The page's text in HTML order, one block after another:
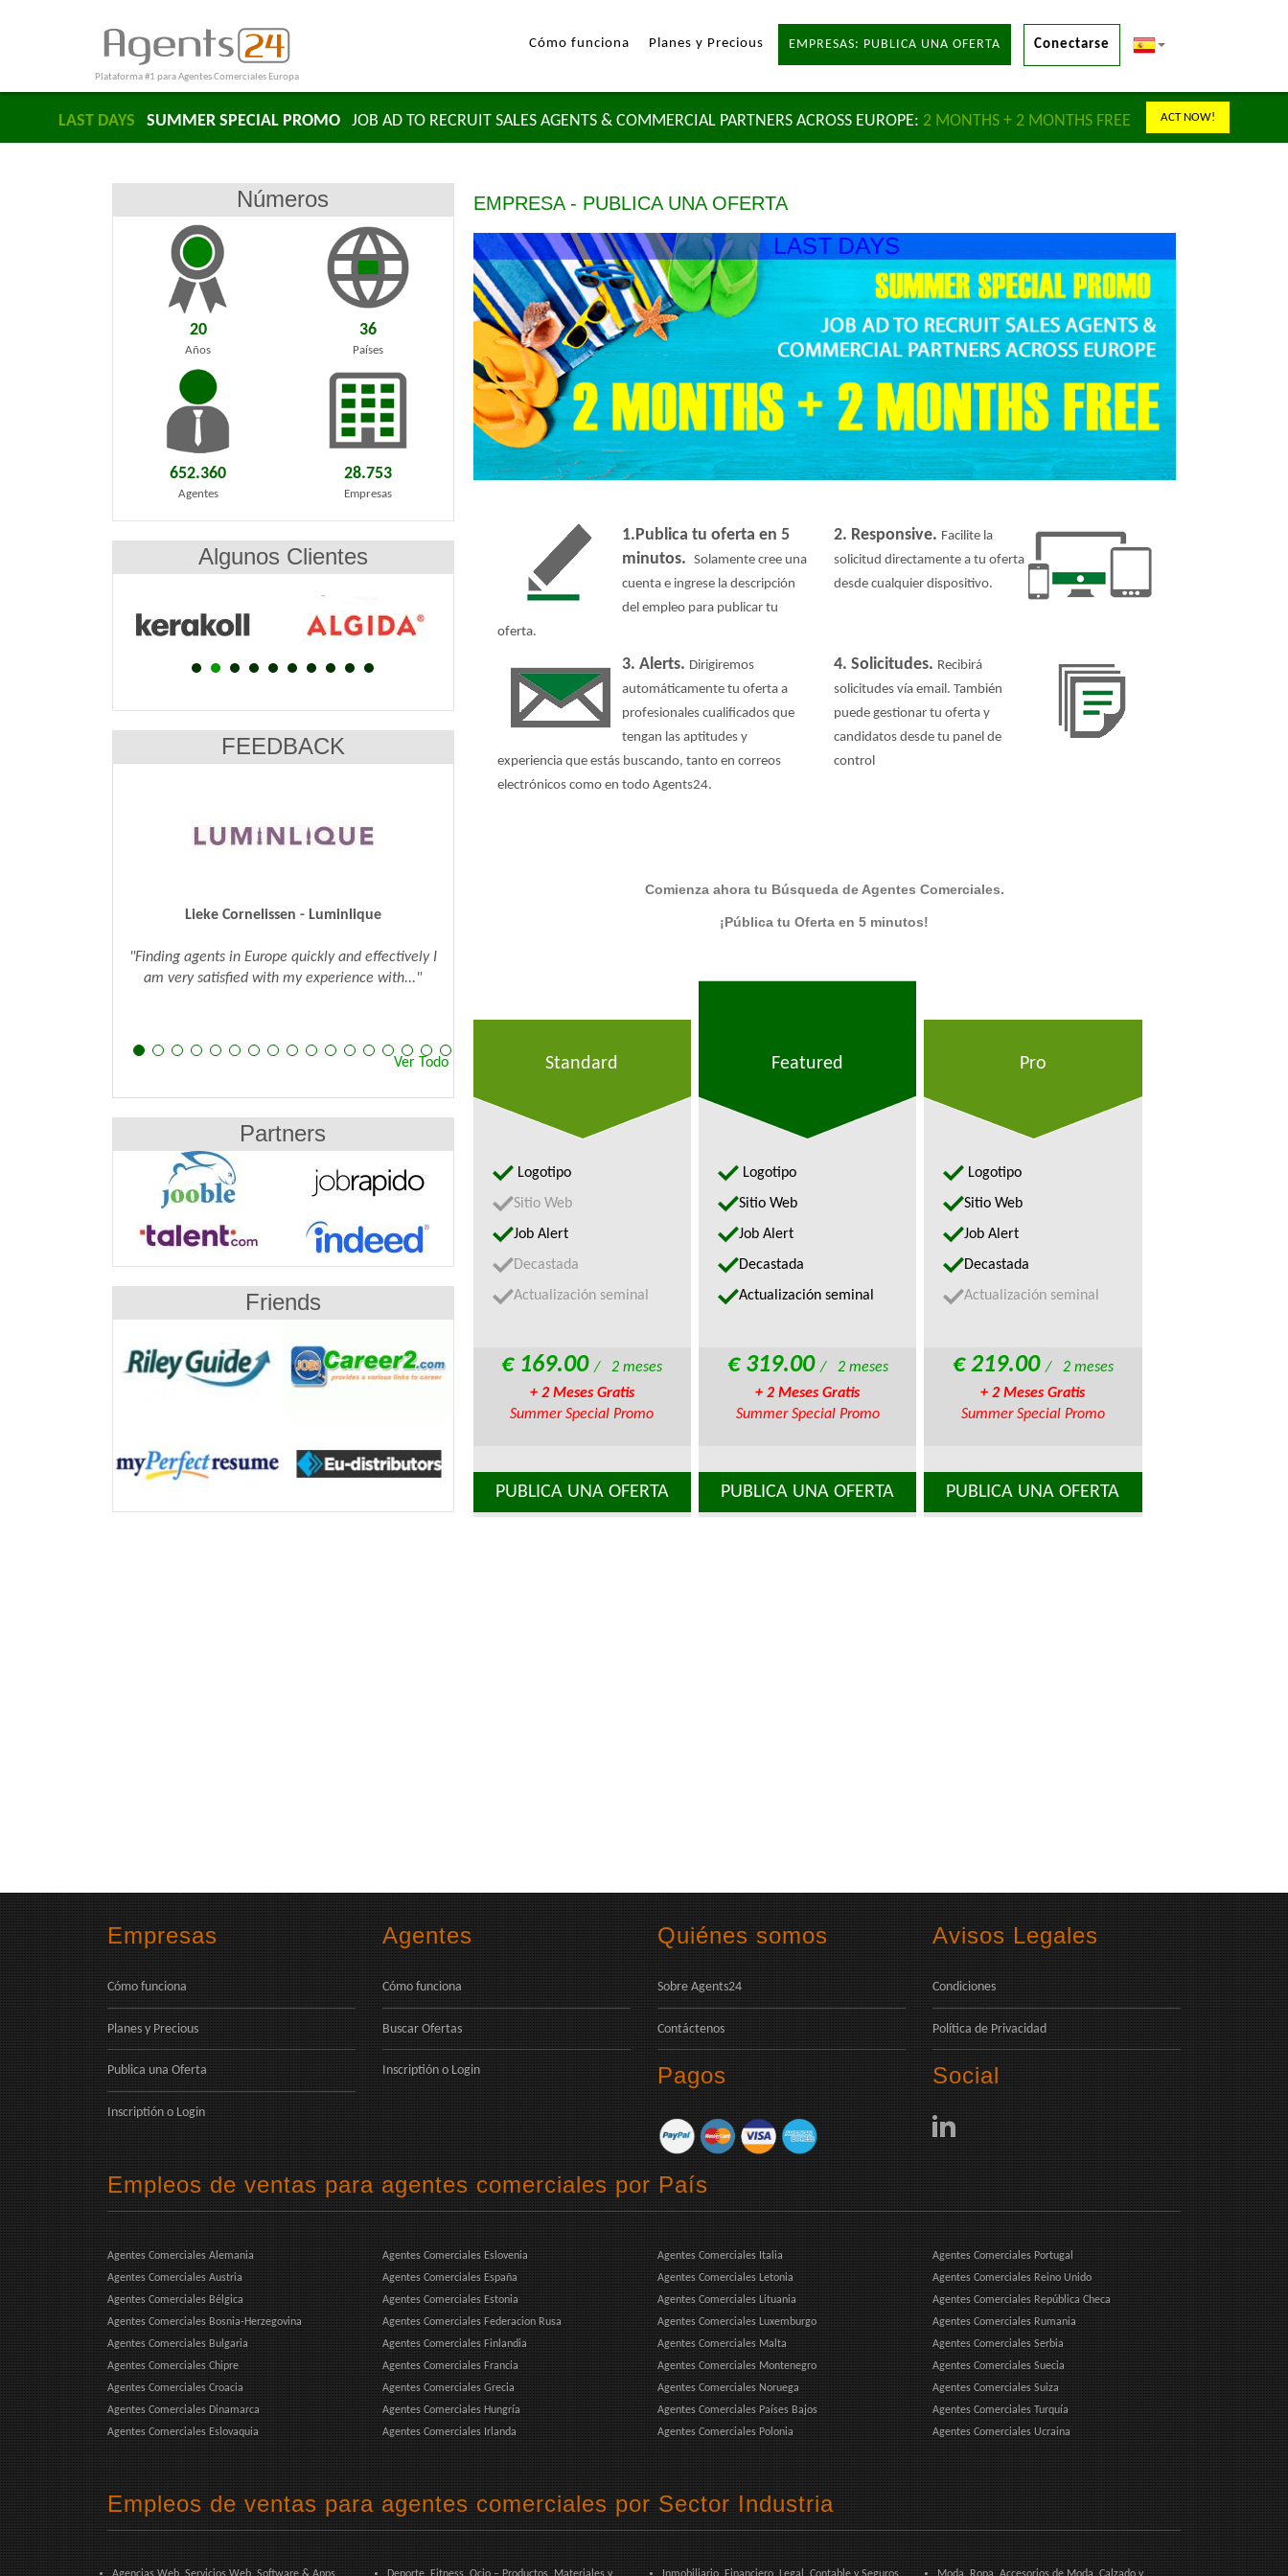
Plataforma #1 para Agentes Comerciales Europa
Cómo funciona Planes y Precious EMPRESAS: PUBLICA UNA OFERTA Conectarse
LAST DAYS SUMMER SPECIAL PROMO JOB AD TO RECRUIT SALES AGENTS & COMMERCIAL PARTNERS ACROSS EUROPE: 2 MONTHS + 2 MONTHS FREE ACT NOW!
EMPRESA - PUBLICA UNA OFERTA
1.Publica tu oferta en 5
minutos. Solamente cree una
cuenta e ingrese la descripción
del empleo para publicar tu
oferta.
2. Responsive. Facilite la
solicitud directamente a tu oferta
desde cualquier dispositivo.
3. Alerts. Dirigiremos
automáticamente tu oferta a
profesionales cualificados que
tengan las aptitudes y
experiencia que estás buscando, tanto en correos
electrónicos como en todo Agents24.
4. Solicitudes. Recibirá
solicitudes vía email. También
puede gestionar tu oferta y
candidatos desde tu panel de
control
Comienza ahora tu Búsqueda de Agentes Comerciales.
¡Pública tu Oferta en 5 minutos!
Standard
Logotipo
Sitio Web
Job Alert
Decastada
Actualización seminal
€ 169.00/ 2 meses
+ 2 Meses Gratis
Summer Special Promo
PUBLICA UNA OFERTA
Featured
Logotipo
Sitio Web
Job Alert
Decastada
Actualización seminal
€ 319.00/ 2 meses
+ 2 Meses Gratis
Summer Special Promo
PUBLICA UNA OFERTA
Pro
Logotipo
Sitio Web
Job Alert
Decastada
Actualización seminal
€ 219.00/ 2 meses
+ 2 Meses Gratis
Summer Special Promo
PUBLICA UNA OFERTA
Números
20
Años
36
Países
652.360
Agentes
28.753
Empresas
Algunos Clientes
FEEDBACK
Lieke Cornelissen - Luminlique
agents in Europe quickly and effectively I
very satisfied with my experience with..."
"We've been using Agents24 and were able to
identify sales agents to represent our brand. We
Ver Todo
Partners
Friends
Empresas
Cómo funciona
Planes y Precious
Publica una Oferta
Inscriptión o Login
Agentes
Cómo funciona
Buscar Ofertas
Inscriptión o Login
Quiénes somos
Sobre Agents24
Contáctenos
Pagos
Avisos Legales
Condiciones
Política de Privacidad
Social
Empleos de ventas para agentes comerciales por País
Agentes Comerciales Alemania
Agentes Comerciales Austria
Agentes Comerciales Bélgica
Agentes Comerciales Bosnia-Herzegovina
Agentes Comerciales Bulgaria
Agentes Comerciales Chipre
Agentes Comerciales Croacia
Agentes Comerciales Dinamarca
Agentes Comerciales Eslovaquia
Agentes Comerciales Eslovenia
Agentes Comerciales España
Agentes Comerciales Estonia
Agentes Comerciales Federacion Rusa
Agentes Comerciales Finlandia
Agentes Comerciales Francia
Agentes Comerciales Grecia
Agentes Comerciales Hungría
Agentes Comerciales Irlanda
Agentes Comerciales Italia
Agentes Comerciales Letonia
Agentes Comerciales Lituania
Agentes Comerciales Luxemburgo
Agentes Comerciales Malta
Agentes Comerciales Montenegro
Agentes Comerciales Noruega
Agentes Comerciales Países Bajos
Agentes Comerciales Polonia
Agentes Comerciales Portugal
Agentes Comerciales Reino Unido
Agentes Comerciales República Checa
Agentes Comerciales Rumania
Agentes Comerciales Serbia
Agentes Comerciales Suecia
Agentes Comerciales Suiza
Agentes Comerciales Turquía
Agentes Comerciales Ucraina
Empleos de ventas para agentes comerciales por Sector Industria